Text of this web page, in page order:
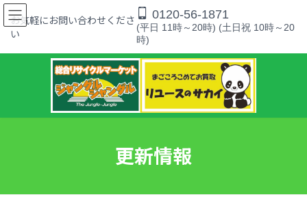
コ
ン
ッ
ナ
ビ
移
お気軽にお問い合わせくださ
い
0120-56-1871
(平日 11時～20時) (土日祝 10時～20
時)
更新情報